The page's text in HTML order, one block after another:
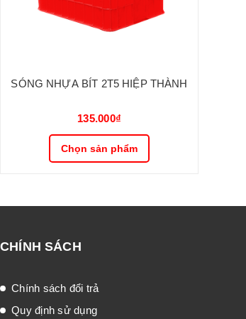
SÓNG NHỰA BÍT 2T5 HIỆP THÀNH
135.000₫
Chọn sản phẩm
CHÍNH SÁCH
Chính sách đổi trả
Quy định sử dụng